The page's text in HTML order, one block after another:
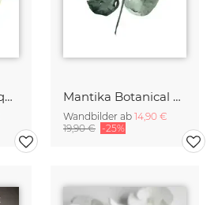
Wildblumen Bouquet Mantika Botanical Monstera Deliciosa Blatt
Wandbilder ab 14,90 €
19,90 € -25%